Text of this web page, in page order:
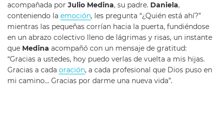
acompañada por Julio Medina, su padre. Daniela,
conteniendo la emoción, les pregunta “¿Quién está ahí?”
mientras las pequeñas corrían hacia la puerta, fundiéndose
en un abrazo colectivo lleno de lágrimas y risas, un instante
que Medina acompañó con un mensaje de gratitud:
“Gracias a ustedes, hoy puedo verlas de vuelta a mis hijas.
Gracias a cada oración, a cada profesional que Dios puso en
mi camino… Gracias por darme una nueva vida”.